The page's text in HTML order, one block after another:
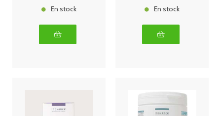
En stock En stock